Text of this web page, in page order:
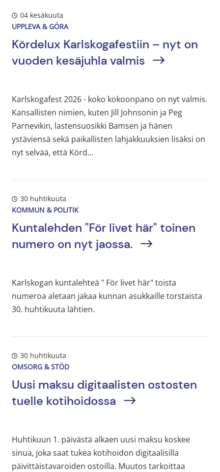
04 kesäkuuta
UPPLEVA & GÖRA
Kördelux Karlskogafestiin – nyt on
vuoden kesäjuhla valmis
Karlskogafest 2026 - koko kokoonpano on nyt valmis.
Kansallisten nimien, kuten Jill Johnsonin ja Peg
Parnevikin, lastensuosikki Bamsen ja hänen
ystäviensä sekä paikallisten lahjakkuuksien lisäksi on
nyt selvää, että Körd...
30 huhtikuuta
KOMMUN & POLITIK
Kuntalehden "För livet här" toinen
numero on nyt jaossa.
Karlskogan kuntalehteä " För livet här" toista
numeroa aletaan jakaa kunnan asukkaille torstaista
30. huhtikuuta lähtien.
30 huhtikuuta
OMSORG & STÖD
Uusi maksu digitaalisten ostosten
tuelle kotihoidossa
Huhtikuun 1. päivästä alkaen uusi maksu koskee
sinua, joka saat tukea kotihoidon digitaalisilla
päivittäistavaroiden ostoilla. Muutos tarkoittaa